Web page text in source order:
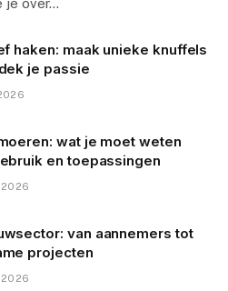
haken: maak unieke knuffels
je passie
wat je moet weten
en toepassingen
2026
van aannemers tot
projecten
2026